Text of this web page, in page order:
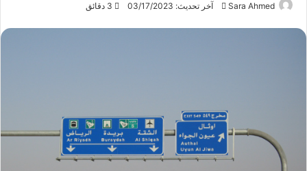
Sara Ahmed
د
ا
إ
آخر تحديث: 03/17/2023